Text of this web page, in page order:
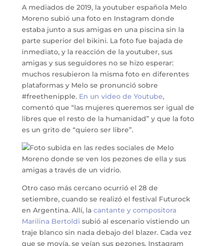
A mediados de 2019, la youtuber española Melo
Moreno subió una foto en Instagram donde
estaba junto a sus amigas en una piscina sin la
parte superior del bikini. La foto fue bajada de
inmediato, y la reacción de la youtuber, sus
amigas y sus seguidores no se hizo esperar:
muchos resubieron la misma foto en diferentes
plataformas y Melo se pronunció sobre
#freethenipple. En un video de Youtube,
comentó que “las mujeres queremos ser igual de
libres que el resto de la humanidad” y que la foto
es un grito de “quiero ser libre”.
Otro caso más cercano ocurrió el 28 de
setiembre, cuando se realizó el festival Futurock
en Argentina. Allí, la cantante y compositora
Marilina Bertoldi subió al escenario vistiendo un
traje blanco sin nada debajo del blazer. Cada vez
que se movía, se veían sus pezones. Instagram